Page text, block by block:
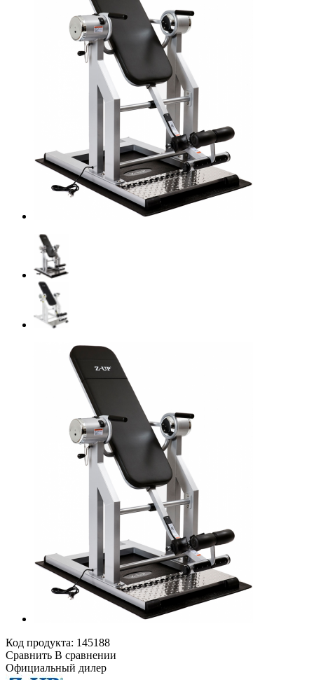
Код продукта: 145188
Сравнить В сравнении
Официальный дилер